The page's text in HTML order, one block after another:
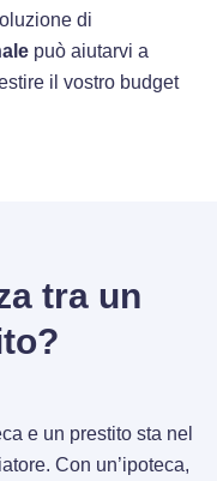
di
può aiutarvi a
il vostro budget
tra un
e un prestito sta nel
Con un’ipoteca,